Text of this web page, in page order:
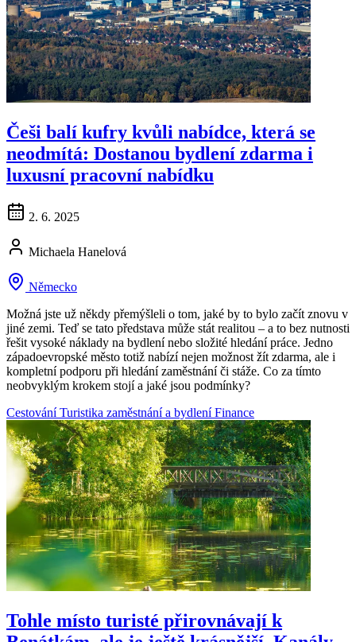
Češi balí kufry kvůli nabídce, která se
neodmítá: Dostanou bydlení zdarma i
luxusní pracovní nabídku
2. 6. 2025
Michaela Hanelová
Německo
Možná jste už někdy přemýšleli o tom, jaké by to bylo začít znovu v
jiné zemi. Teď se tato představa může stát realitou – a to bez nutnosti
řešit vysoké náklady na bydlení nebo složité hledání práce. Jedno
západoevropské město totiž nabízí nejen možnost žít zdarma, ale i
kompletní podporu při hledání zaměstnání či stáže. Co za tímto
neobvyklým krokem stojí a jaké jsou podmínky?
CestováníTuristika zaměstnání a bydlení Finance
Tohle místo turisté přirovnávají k